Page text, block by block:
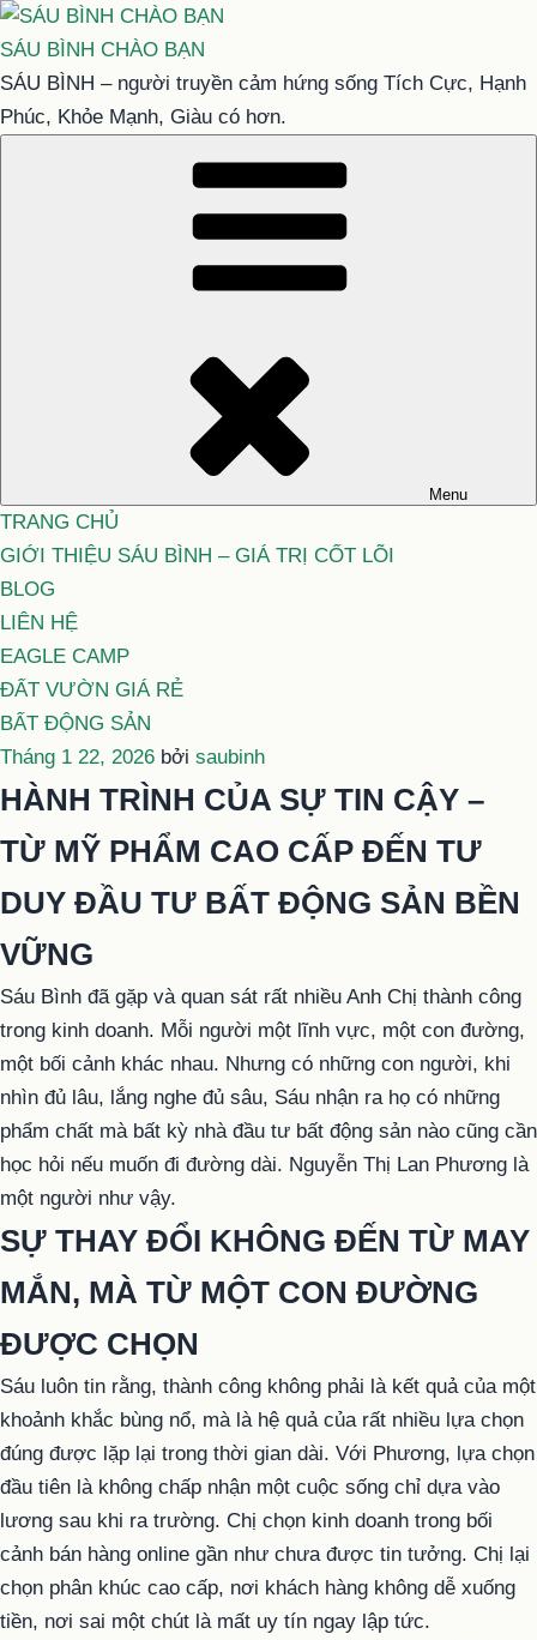
Chuyển
đến
phần
nội
SÁU BÌNH CHÀO BẠN
SÁU BÌNH – người truyền cảm hứng sống Tích Cực, Hạnh
Phúc, Khỏe Mạnh, Giàu có hơn.
Menu
TRANG CHỦ
GIỚI THIỆU SÁU BÌNH – GIÁ TRỊ CỐT LÕI
BLOG
LIÊN HỆ
EAGLE CAMP
ĐẤT VƯỜN GIÁ RẺ
BẤT ĐỘNG SẢN
Đăng
trong
Tháng 1 22, 2026 bởi saubinh
HÀNH TRÌNH CỦA SỰ TIN CẬY –
TỪ MỸ PHẨM CAO CẤP ĐẾN TƯ
DUY ĐẦU TƯ BẤT ĐỘNG SẢN BỀN
VỮNG
Sáu Bình đã gặp và quan sát rất nhiều Anh Chị thành công
trong kinh doanh. Mỗi người một lĩnh vực, một con đường,
một bối cảnh khác nhau. Nhưng có những con người, khi
nhìn đủ lâu, lắng nghe đủ sâu, Sáu nhận ra họ có những
phẩm chất mà bất kỳ nhà đầu tư bất động sản nào cũng cần
học hỏi nếu muốn đi đường dài. Nguyễn Thị Lan Phương là
một người như vậy.
SỰ THAY ĐỔI KHÔNG ĐẾN TỪ MAY
MẮN, MÀ TỪ MỘT CON ĐƯỜNG
ĐƯỢC CHỌN
Sáu luôn tin rằng, thành công không phải là kết quả của một
khoảnh khắc bùng nổ, mà là hệ quả của rất nhiều lựa chọn
đúng được lặp lại trong thời gian dài. Với Phương, lựa chọn
đầu tiên là không chấp nhận một cuộc sống chỉ dựa vào
lương sau khi ra trường. Chị chọn kinh doanh trong bối
cảnh bán hàng online gần như chưa được tin tưởng. Chị lại
chọn phân khúc cao cấp, nơi khách hàng không dễ xuống
tiền, nơi sai một chút là mất uy tín ngay lập tức.